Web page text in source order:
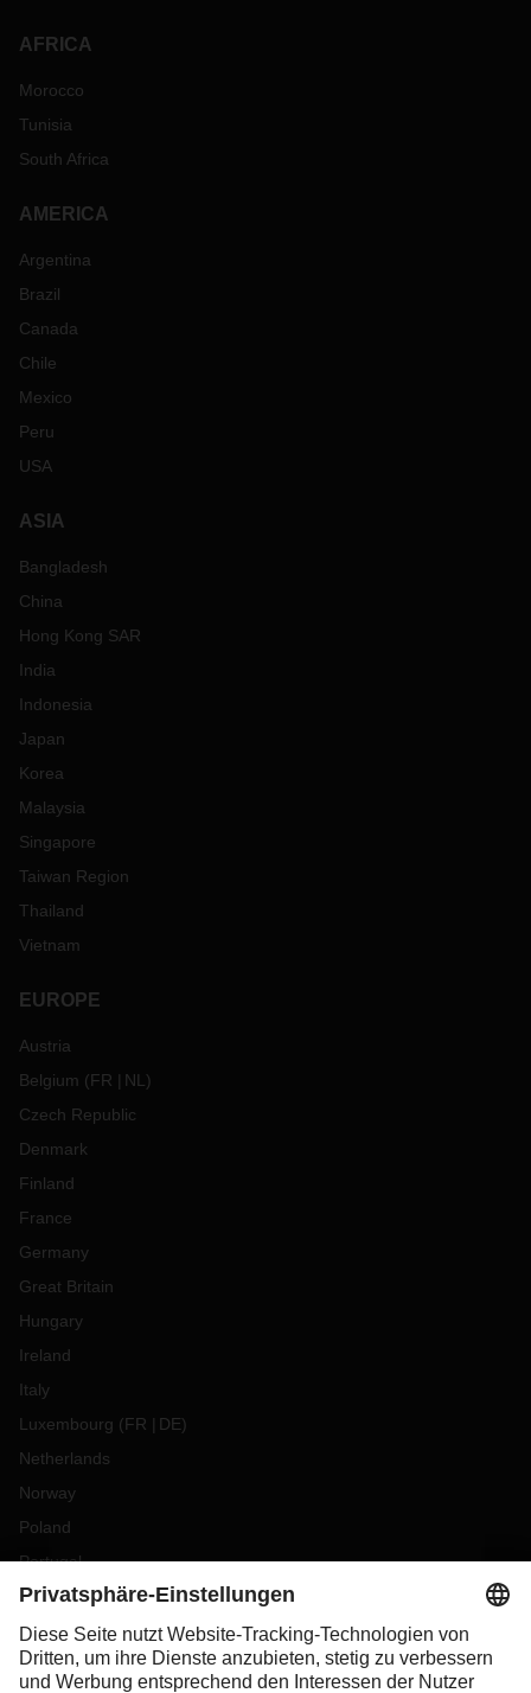
AFRICA
Morocco
Tunisia
South Africa
AMERICA
Argentina
Brazil
Canada
Chile
Mexico
Peru
USA
ASIA
Bangladesh
China
Hong Kong SAR
India
Indonesia
Japan
Korea
Malaysia
Singapore
Taiwan Region
Thailand
Vietnam
EUROPE
Austria
Belgium (FR NL )
Czech Republic
Denmark
Finland
France
Germany
Great Britain
Hungary
Ireland
Italy
Luxembourg (FR DE)
Netherlands
Norway
Poland
Portugal
Romania
Slovakia
Spain